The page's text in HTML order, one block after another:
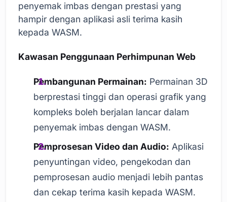
penyemak imbas dengan prestasi yang
hampir dengan aplikasi asli terima kasih
kepada WASM.
Kawasan Penggunaan Perhimpunan Web
Pembangunan Permainan: Permainan 3D
berprestasi tinggi dan operasi grafik yang
kompleks boleh berjalan lancar dalam
penyemak imbas dengan WASM.
Pemprosesan Video dan Audio: Aplikasi
penyuntingan video, pengekodan dan
pemprosesan audio menjadi lebih pantas
dan cekap terima kasih kepada WASM.